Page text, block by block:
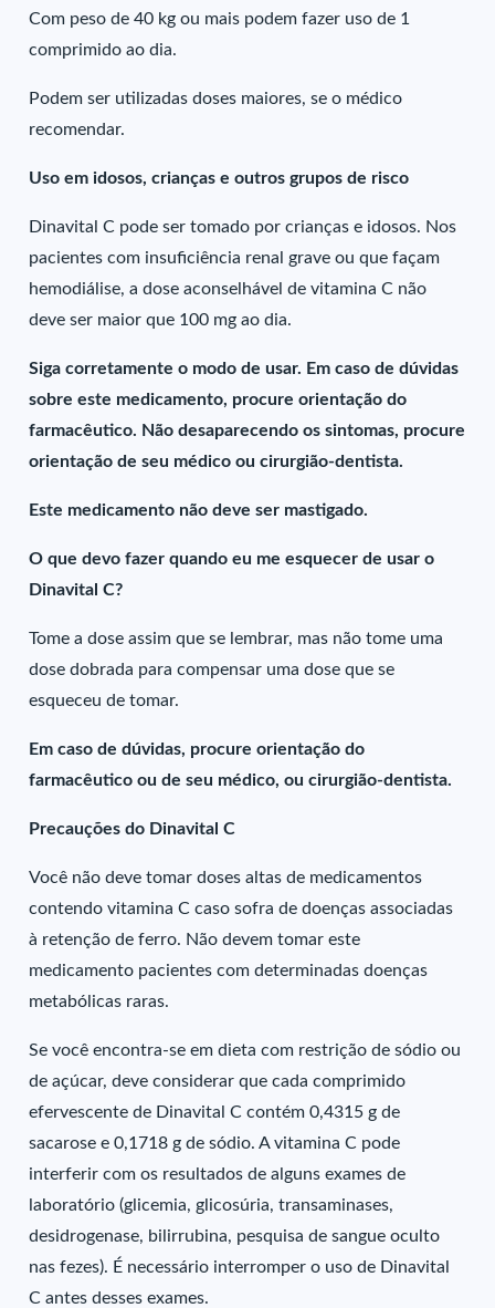
Com peso de 40 kg ou mais podem fazer uso de 1
comprimido ao dia.
Podem ser utilizadas doses maiores, se o médico
recomendar.
Uso em idosos, crianças e outros grupos de risco
Dinavital C pode ser tomado por crianças e idosos. Nos
pacientes com insuficiência renal grave ou que façam
hemodiálise, a dose aconselhável de vitamina C não
deve ser maior que 100 mg ao dia.
Siga corretamente o modo de usar. Em caso de dúvidas
sobre este medicamento, procure orientação do
farmacêutico. Não desaparecendo os sintomas, procure
orientação de seu médico ou cirurgião-dentista.
Este medicamento não deve ser mastigado.
O que devo fazer quando eu me esquecer de usar o
Dinavital C?
Tome a dose assim que se lembrar, mas não tome uma
dose dobrada para compensar uma dose que se
esqueceu de tomar.
Em caso de dúvidas, procure orientação do
farmacêutico ou de seu médico, ou cirurgião-dentista.
Precauções do Dinavital C
Você não deve tomar doses altas de medicamentos
contendo vitamina C caso sofra de doenças associadas
à retenção de ferro. Não devem tomar este
medicamento pacientes com determinadas doenças
metabólicas raras.
Se você encontra-se em dieta com restrição de sódio ou
de açúcar, deve considerar que cada comprimido
efervescente de Dinavital C contém 0,4315 g de
sacarose e 0,1718 g de sódio. A vitamina C pode
interferir com os resultados de alguns exames de
laboratório (glicemia, glicosúria, transaminases,
desidrogenase, bilirrubina, pesquisa de sangue oculto
nas fezes). É necessário interromper o uso de Dinavital
C antes desses exames.